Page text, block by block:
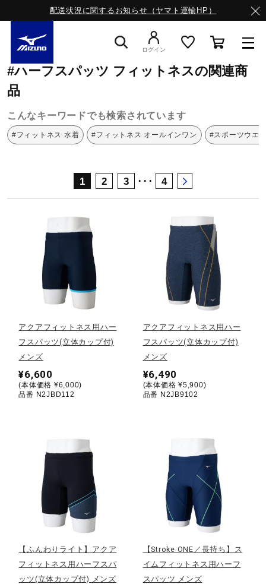
配送状況に関するお知らせ（ヤマト運輸HP）
ライフスタイルウエア
ランニング
サッカー／フットサル
トレーニング
野球
ゴルフ
スイム
テニス／ソフトテニス
バドミントン
陸上競技
ログイン
ミズノ公式オンライン フィットネス
#ハーフスパッツ フィットネスの関連商
品
こんなキーワードでも検索されています
#フィットネス 水着 #フィットネス オールインワン #スポーツウエ
1 2 3 ･･･ 4
アクアフィットネス用ハー
フスパッツ(立体カップ付)
メンズ
¥6,600
(本体価格 ¥6,000)
品番 N2JBD112
アクアフィットネス用ハー
フスパッツ(立体カップ付)
メンズ
¥6,490
(本体価格 ¥5,900)
品番 N2JB9102
【ふんわりライト】アクア
フィットネス用ハーフスパ
ッツ(立体カップ付) メンズ
【Stroke ONE／長持ち】ス
イムフィットネス用ハーフ
スパッツ メンズ